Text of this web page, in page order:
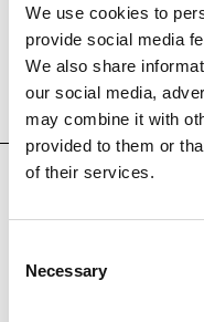
We use cookies to
provide social media
We also share
our social media,
may combine it with
provided to them or
of their services.
Selection
Necessary
OTRAS OBRAS